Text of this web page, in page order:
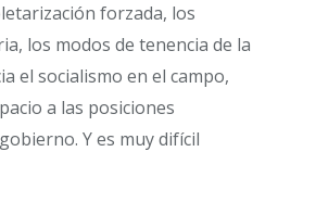
forzada, los
los modos de tenencia de la
el socialismo en el campo,
a las posiciones
Y es muy difícil